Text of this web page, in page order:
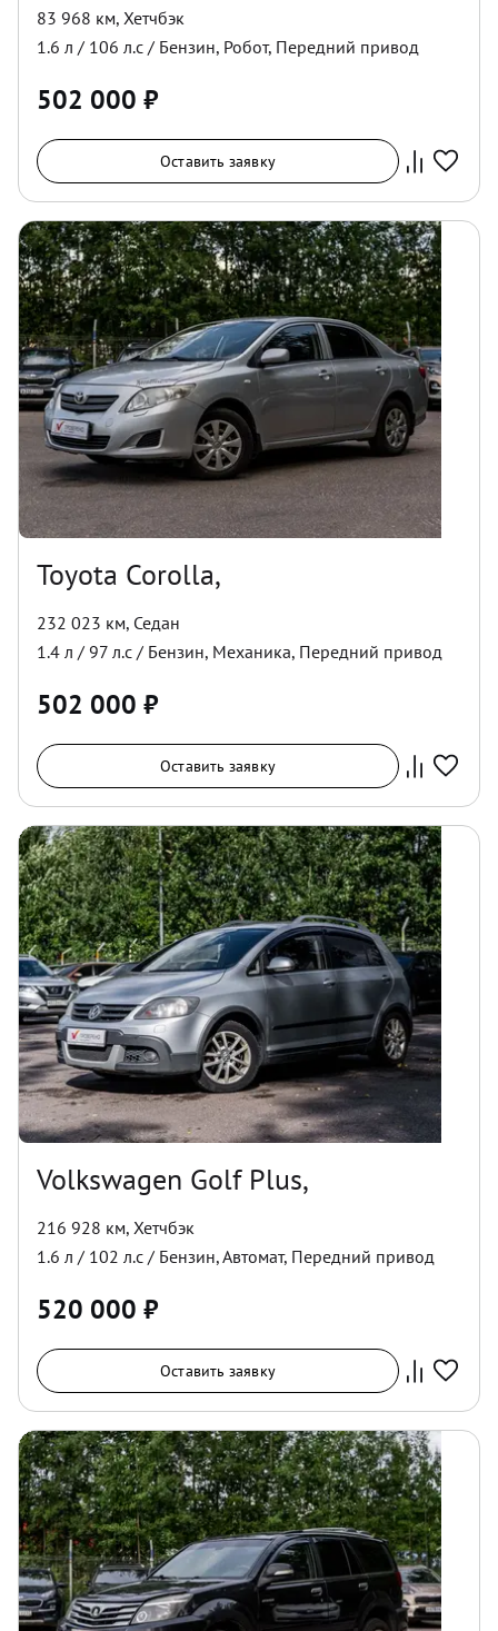
83 968 км, Хетчбэк
1.6 л / 106 л.с / Бензин, Робот, Передний привод
502 000 ₽
Оставить заявку
Toyota Corolla,
232 023 км, Седан
1.4 л / 97 л.с / Бензин, Механика, Передний привод
502 000 ₽
Оставить заявку
Volkswagen Golf Plus,
216 928 км, Хетчбэк
1.6 л / 102 л.с / Бензин,Автомат, Передний привод
520 000 ₽
Оставить заявку